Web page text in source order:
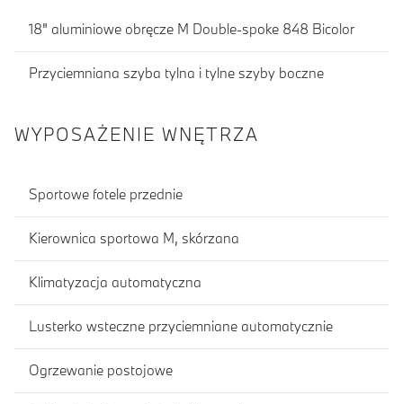
18" aluminiowe obręcze M Double-spoke 848 Bicolor
Przyciemniana szyba tylna i tylne szyby boczne
WYPOSAŻENIE WNĘTRZA
Sportowe fotele przednie
Kierownica sportowa M, skórzana
Klimatyzacja automatyczna
Lusterko wsteczne przyciemniane automatycznie
Ogrzewanie postojowe